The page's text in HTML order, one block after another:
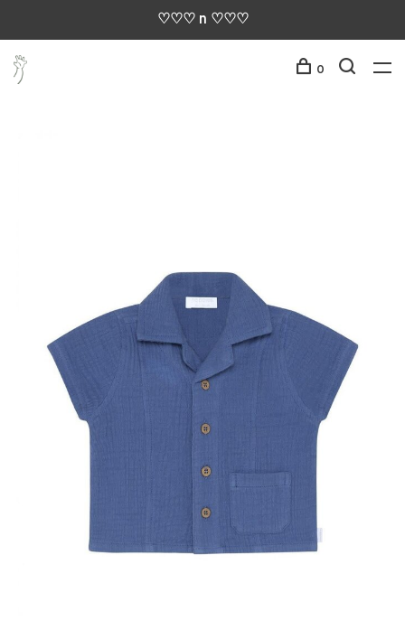
♡♡♡ n ♡♡♡
0